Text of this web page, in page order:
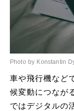
Photo by Konstantin
車や飛行機など
候変動につなが
ではデジタルの